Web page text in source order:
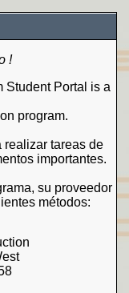
!
Student Portal is a
program.
realizar tareas de
importantes.
su proveedor
métodos: